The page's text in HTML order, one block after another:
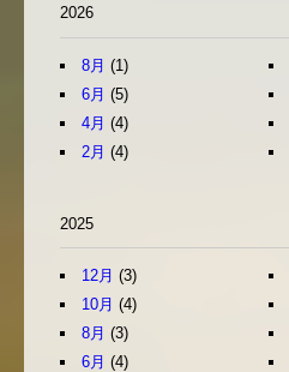
2026
8月 (1)
6月 (5)
4月 (4)
2月 (4)
2025
12月 (3)
10月 (4)
8月 (3)
6月 (4)